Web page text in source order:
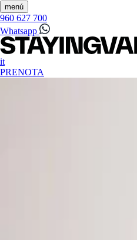
menú
960 627 700
Whatsapp
it
PRENOTA